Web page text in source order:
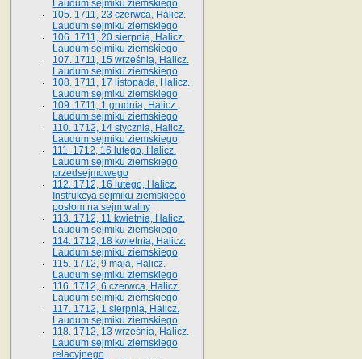
Laudum sejmiku ziemskiego
105. 1711, 23 czerwca, Halicz.
Laudum sejmiku ziemskiego
106. 1711, 20 sierpnia, Halicz.
Laudum sejmiku ziemskiego
107. 1711, 15 września, Halicz.
Laudum sejmiku ziemskiego
108. 1711, 17 listopada, Halicz.
Laudum sejmiku ziemskiego
109. 1711, 1 grudnia, Halicz.
Laudum sejmiku ziemskiego
110. 1712, 14 stycznia, Halicz.
Laudum sejmiku ziemskiego
111. 1712, 16 lutego, Halicz.
Laudum sejmiku ziemskiego
przedsejmowego
112. 1712, 16 lutego, Halicz.
Instrukcya sejmiku ziemskiego
posłom na sejm walny
113. 1712, 11 kwietnia, Halicz.
Laudum sejmiku ziemskiego
114. 1712, 18 kwietnia, Halicz.
Laudum sejmiku ziemskiego
115. 1712, 9 maja, Halicz.
Laudum sejmiku ziemskiego
116. 1712, 6 czerwca, Halicz.
Laudum sejmiku ziemskiego
117. 1712, 1 sierpnia, Halicz.
Laudum sejmiku ziemskiego
118. 1712, 13 września, Halicz.
Laudum sejmiku ziemskiego
relacyjnego